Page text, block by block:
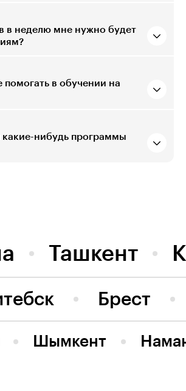
в неделю мне нужно будет
помогать в обучении на
нибудь программы
Ташкент
Брест
Шымкент